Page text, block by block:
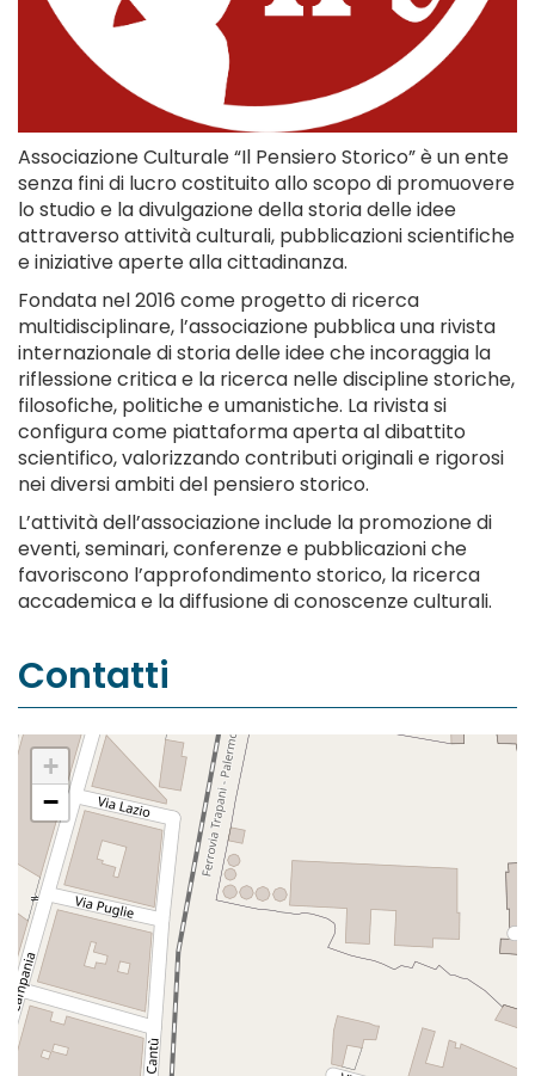
Associazione Culturale “Il Pensiero Storico” è un ente
senza fini di lucro costituito allo scopo di promuovere
lo studio e la divulgazione della storia delle idee
attraverso attività culturali, pubblicazioni scientifiche
e iniziative aperte alla cittadinanza.
Fondata nel 2016 come progetto di ricerca
multidisciplinare, l’associazione pubblica una rivista
internazionale di storia delle idee che incoraggia la
riflessione critica e la ricerca nelle discipline storiche,
filosofiche, politiche e umanistiche. La rivista si
configura come piattaforma aperta al dibattito
scientifico, valorizzando contributi originali e rigorosi
nei diversi ambiti del pensiero storico.
L’attività dell’associazione include la promozione di
eventi, seminari, conferenze e pubblicazioni che
favoriscono l’approfondimento storico, la ricerca
accademica e la diffusione di conoscenze culturali.
Contatti
+
−